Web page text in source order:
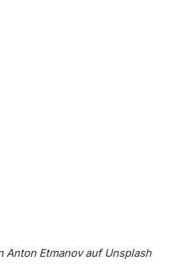
Anton Etmanovauf Unsplash